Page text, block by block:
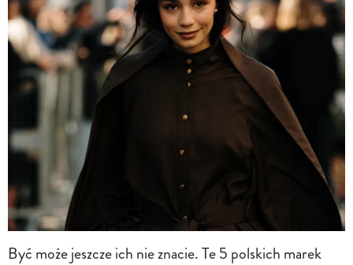
Być może jeszcze ich nie znacie. Te 5 polskich marek